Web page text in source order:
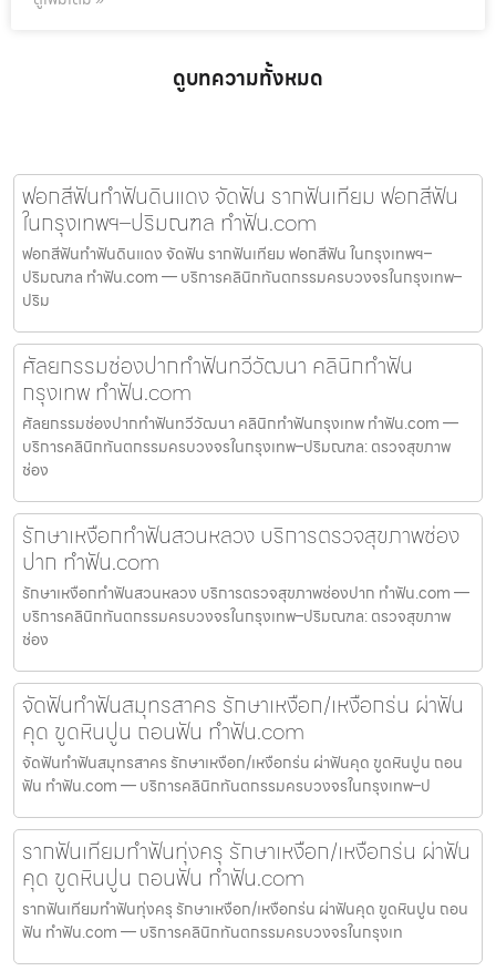
ดูบทความทั้งหมด
ฟอกสีฟันทำฟันดินแดง จัดฟัน รากฟันเทียม ฟอกสีฟัน
ในกรุงเทพฯ–ปริมณฑล ทำฟัน.com
ฟอกสีฟันทำฟันดินแดง จัดฟัน รากฟันเทียม ฟอกสีฟัน ในกรุงเทพฯ–
ปริมณฑล ทำฟัน.com — บริการคลินิกทันตกรรมครบวงจรในกรุงเทพ–
ปริม
ศัลยกรรมช่องปากทำฟันทวีวัฒนา คลินิกทำฟัน
กรุงเทพ ทำฟัน.com
ศัลยกรรมช่องปากทำฟันทวีวัฒนา คลินิกทำฟันกรุงเทพ ทำฟัน.com —
บริการคลินิกทันตกรรมครบวงจรในกรุงเทพ–ปริมณฑล: ตรวจสุขภาพ
ช่อง
รักษาเหงือกทำฟันสวนหลวง บริการตรวจสุขภาพช่อง
ปาก ทำฟัน.com
รักษาเหงือกทำฟันสวนหลวง บริการตรวจสุขภาพช่องปาก ทำฟัน.com —
บริการคลินิกทันตกรรมครบวงจรในกรุงเทพ–ปริมณฑล: ตรวจสุขภาพ
ช่อง
จัดฟันทำฟันสมุทรสาคร รักษาเหงือก/เหงือกร่น ผ่าฟัน
คุด ขูดหินปูน ถอนฟัน ทำฟัน.com
จัดฟันทำฟันสมุทรสาคร รักษาเหงือก/เหงือกร่น ผ่าฟันคุด ขูดหินปูน ถอน
ฟัน ทำฟัน.com — บริการคลินิกทันตกรรมครบวงจรในกรุงเทพ–ป
รากฟันเทียมทำฟันทุ่งครุ รักษาเหงือก/เหงือกร่น ผ่าฟัน
คุด ขูดหินปูน ถอนฟัน ทำฟัน.com
รากฟันเทียมทำฟันทุ่งครุ รักษาเหงือก/เหงือกร่น ผ่าฟันคุด ขูดหินปูน ถอน
ฟัน ทำฟัน.com — บริการคลินิกทันตกรรมครบวงจรในกรุงเท